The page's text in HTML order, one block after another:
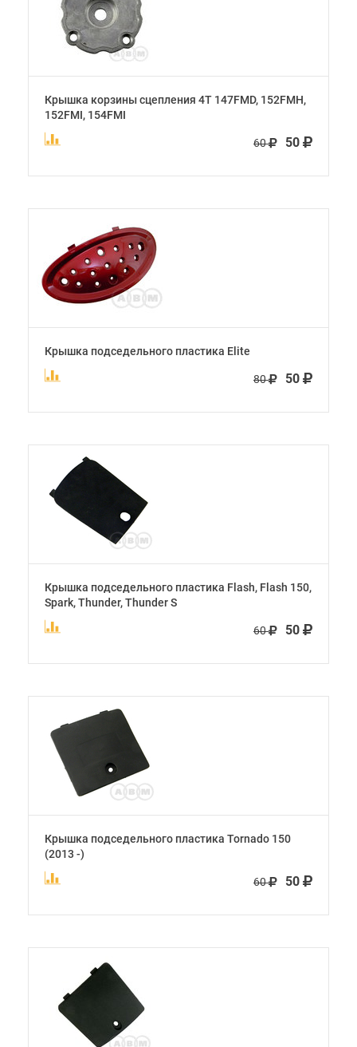
Крышка корзины сцепления 4Т 147FMD, 152FMH,
152FMI, 154FMI
60 50
Крышка подседельного пластика Elite
80 50
Крышка подседельного пластика Flash, Flash 150,
Spark, Thunder, Thunder S
60 50
Крышка подседельного пластика Tornado 150
(2013 -)
60 50